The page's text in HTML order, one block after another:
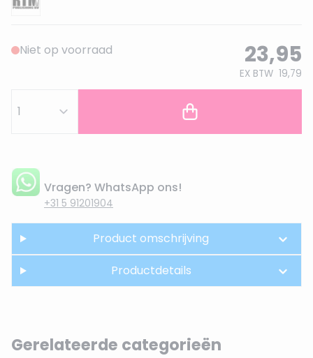
Niet op voorraad 23,95
EX BTW 19,79
Vragen? WhatsApp ons!
+31 5 91201904
Product omschrijving
Productdetails
Gerelateerde categorieën